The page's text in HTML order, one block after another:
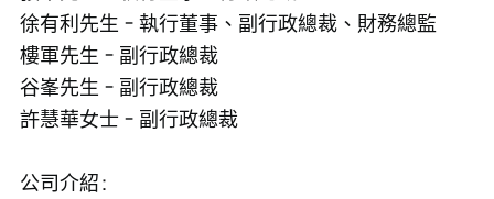
徐有利先生 - 執行董事、副行政總裁、財務總監
樓軍先生 - 副行政總裁
谷峯先生 - 副行政總裁
許慧華女士 - 副行政總裁
公司介紹：